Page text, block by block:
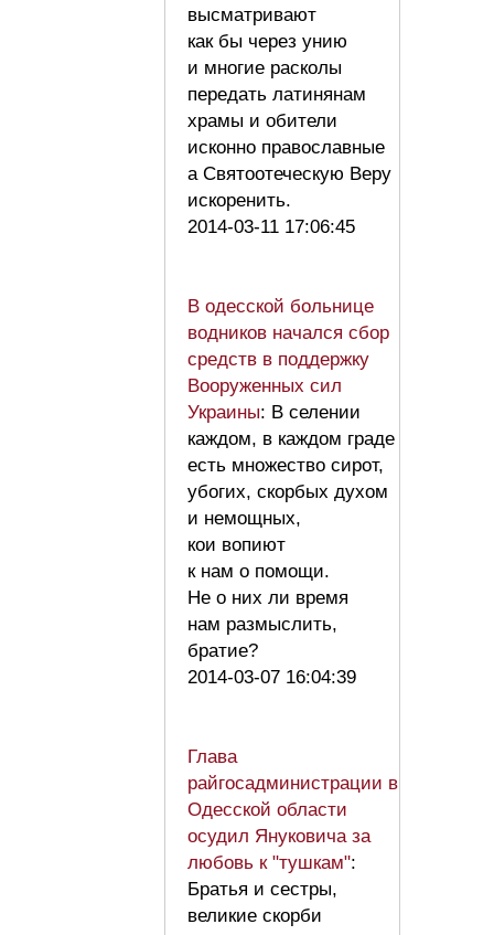
высматривают
как бы через унию
и многие расколы
передать латинянам
храмы и обители
исконно православные
а Святоотеческую Веру
искоренить.
2014-03-11 17:06:45
В одесской больнице
водников начался сбор
средств в поддержку
Вооруженных сил
Украины: В селении
каждом, в каждом граде
есть множество сирот,
убогих, скорбых духом
и немощных,
кои вопиют
к нам о помощи.
Не о них ли время
нам размыслить,
братие?
2014-03-07 16:04:39
Глава
райгосадминистрации в
Одесской области
осудил Януковича за
любовь к "тушкам":
Братья и сестры,
великие скорби